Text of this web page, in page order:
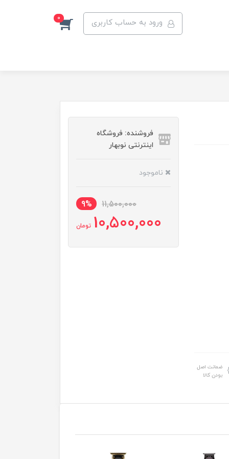
ورود به حساب کاربری 0
ضمانت اصل
بودن کالا
فروشنده: فروشگاه
اینترنتی نوبهار
ناموجود
11,500,000
9%
10,500,000 تومان